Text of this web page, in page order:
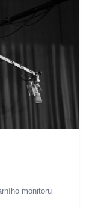
monitoru